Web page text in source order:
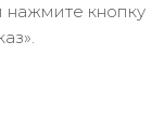
нажмите кнопку